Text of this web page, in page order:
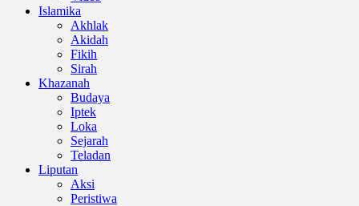
Islamika
Akhlak
Akidah
Fikih
Sirah
Khazanah
Budaya
Iptek
Loka
Sejarah
Teladan
Liputan
Aksi
Peristiwa